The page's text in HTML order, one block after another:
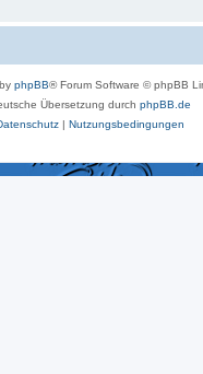
phpBB® Forum Software © phpBB
Übersetzung durch phpBB.de
| Nutzungsbedingungen